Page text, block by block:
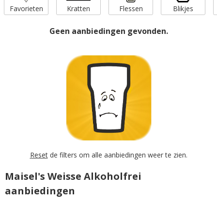
Favorieten Kratten Flessen Blikjes
Geen aanbiedingen gevonden.
Resetde filters om alle aanbiedingen weer te zien.
Maisel's Weisse Alkoholfrei
aanbiedingen